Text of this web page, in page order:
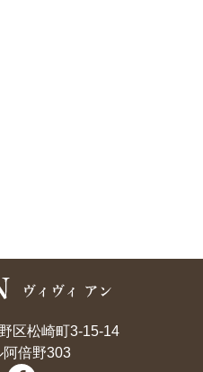
区松崎町3-15-14
阿倍野303